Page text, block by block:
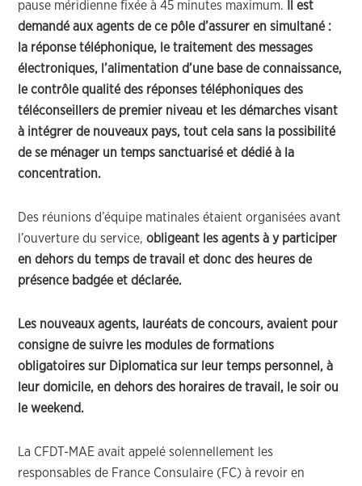
pause méridienne fixée à 45 minutes maximum.
Il est
demandé aux agents de ce pôle d’assurer en simultané :
la réponse téléphonique, le traitement des messages
électroniques, l’alimentation d’une base de connaissance,
le contrôle qualité des réponses téléphoniques des
téléconseillers de premier niveau et les démarches visant
à intégrer de nouveaux pays, tout cela sans la possibilité
de se ménager un temps sanctuarisé et dédié à la
concentration.
Des réunions d’équipe matinales étaient organisées avant
l’ouverture du service,obligeant les agents à y participer
en dehors du temps de travail et donc des heures de
présence badgée et déclarée.
Les nouveaux agents, lauréats de concours, avaient pour
consigne de suivre les modules de formations
obligatoires sur Diplomatica sur leur temps personnel, à
leur domicile, en dehors des horaires de travail, le soir ou
le weekend.
La CFDT-MAE avait appelé solennellement les
responsables de France Consulaire (FC) à revoir en